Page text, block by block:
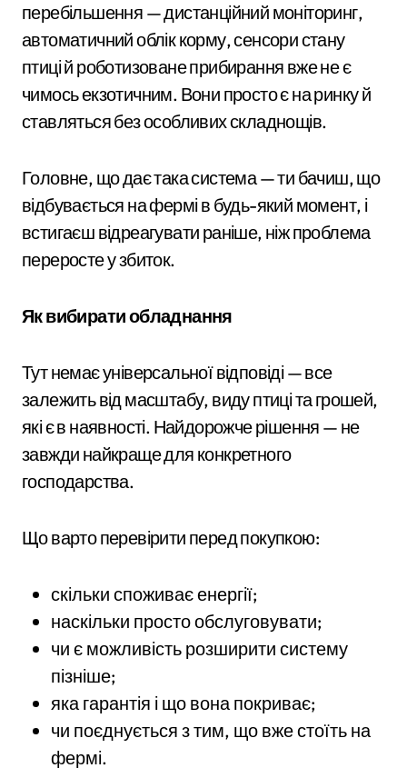
перебільшення — дистанційний моніторинг,
автоматичний облік корму, сенсори стану
птиці й роботизоване прибирання вже не є
чимось екзотичним. Вони просто є на ринку й
ставляться без особливих складнощів.
Головне, що дає така система — ти бачиш, що
відбувається на фермі в будь-який момент, і
встигаєш відреагувати раніше, ніж проблема
переросте у збиток.
Як вибирати обладнання
Тут немає універсальної відповіді — все
залежить від масштабу, виду птиці та грошей,
які є в наявності. Найдорожче рішення — не
завжди найкраще для конкретного
господарства.
Що варто перевірити перед покупкою:
скільки споживає енергії;
наскільки просто обслуговувати;
чи є можливість розширити систему
пізніше;
яка гарантія і що вона покриває;
чи поєднується з тим, що вже стоїть на
фермі.